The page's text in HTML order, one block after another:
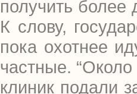
получить более
К слову,
пока охотнее
частные.
клиник подали